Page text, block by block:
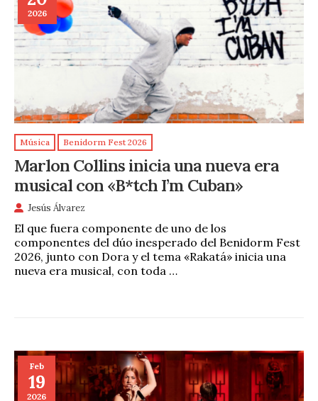
2026
Música Benidorm Fest 2026
Marlon Collins inicia una nueva era
musical con «B*tch I’m Cuban»
Jesús Álvarez
El que fuera componente de uno de los
componentes del dúo inesperado del Benidorm Fest
2026, junto con Dora y el tema «Rakatá» inicia una
nueva era musical, con toda …
Feb
19
2026